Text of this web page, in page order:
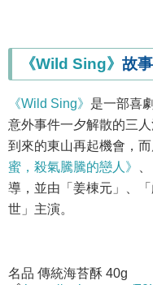
《Wild Sing》 故
《Wild Sing》 是一部喜
意外事件一夕解散的三
到來的東山再起機會，
蜜，殺氣騰騰的戀人》
導，並由「姜棟元」、
世」主演。
名品 傳統海苔酥 40g